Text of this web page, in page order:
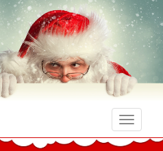
Toggle